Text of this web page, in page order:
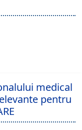
medical
pentru